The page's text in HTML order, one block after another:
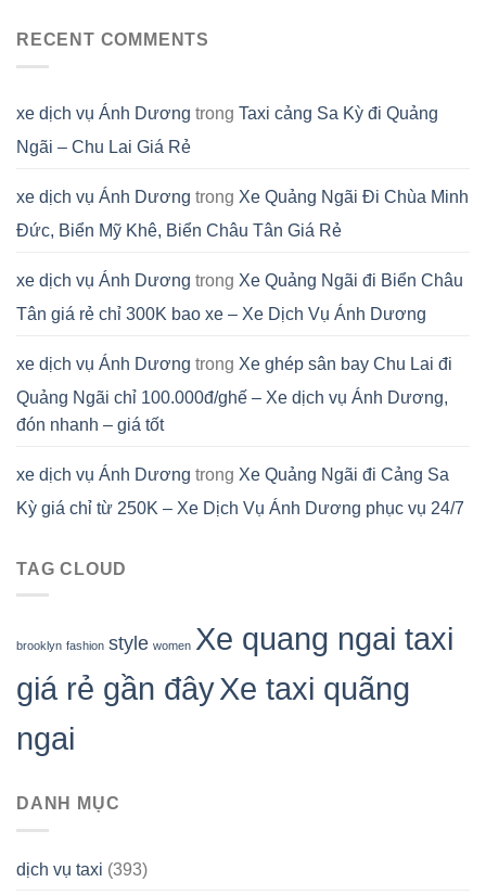
RECENT COMMENTS
xe dịch vụ Ánh Dương trong Taxi cảng Sa Kỳ đi Quảng
Ngãi – Chu Lai Giá Rẻ
xe dịch vụ Ánh Dương trong Xe Quảng Ngãi Đi Chùa Minh
Đức, Biển Mỹ Khê, Biển Châu Tân Giá Rẻ
xe dịch vụ Ánh Dương trong Xe Quảng Ngãi đi Biển Châu
Tân giá rẻ chỉ 300K bao xe – Xe Dịch Vụ Ánh Dương
xe dịch vụ Ánh Dương trong Xe ghép sân bay Chu Lai đi
Quảng Ngãi chỉ 100.000đ/ghế – Xe dịch vụ Ánh Dương,
đón nhanh – giá tốt
xe dịch vụ Ánh Dương trong Xe Quảng Ngãi đi Cảng Sa
Kỳ giá chỉ từ 250K – Xe Dịch Vụ Ánh Dương phục vụ 24/7
TAG CLOUD
brooklyn fashion style women Xe quang ngai taxi
giá rẻ gần đâyXe taxi quãng
ngai
DANH MỤC
dịch vụ taxi (393)